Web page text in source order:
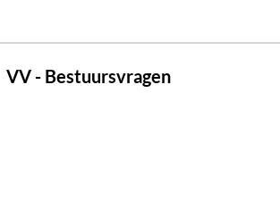
VV - Bestuursvragen